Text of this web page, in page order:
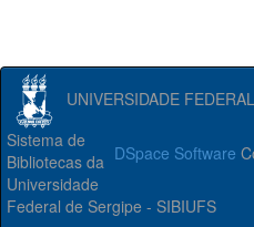
UNIVERSIDADE
DSpace Software
Sistema de
Bibliotecas da
Universidade
Federal de Sergipe - SIBIUFS